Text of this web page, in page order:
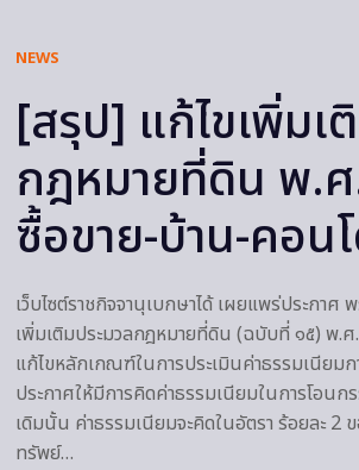
NEWS
[สรุป] แก้ไขเพิ่มเ
กฎหมายที่ดิน พ.
ซื้อขาย-บ้าน-คอน
เว็บไซต์ราชกิจจานุเบกษาได้ เผยแพร่ประกา
เพิ่มเติมประมวลกฎหมายที่ดิน (ฉบับที่ ๑๕) พ.ศ
แก้ไขหลักเกณฑ์ในการประเมินค่าธรรมเนียม
ประกาศให้มีการคิดค่าธรรมเนียมในการโอน
เดิมนั้น ค่าธรรมเนียมจะคิดในอัตรา ร้อยละ 2
ทรัพย์…